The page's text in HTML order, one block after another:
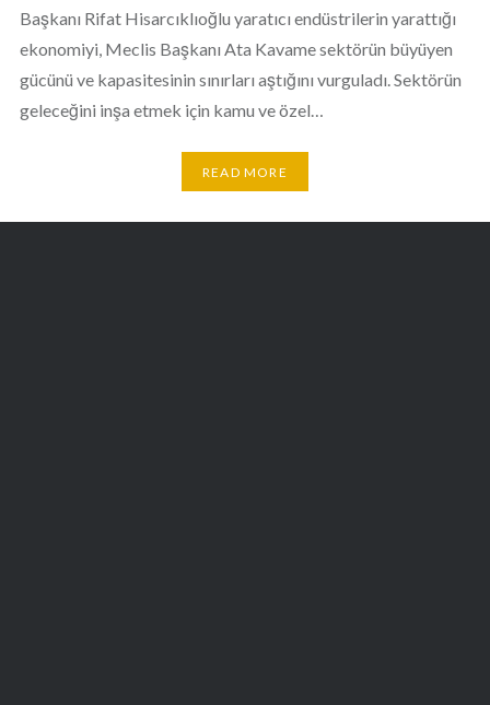
Başkanı Rifat Hisarcıklıoğlu yaratıcı endüstrilerin yarattığı
ekonomiyi, Meclis Başkanı Ata Kavame sektörün büyüyen
gücünü ve kapasitesinin sınırları aştığını vurguladı. Sektörün
geleceğini inşa etmek için kamu ve özel…
READ MORE